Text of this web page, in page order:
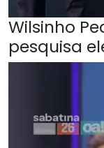
Wilsinho
pesquisa